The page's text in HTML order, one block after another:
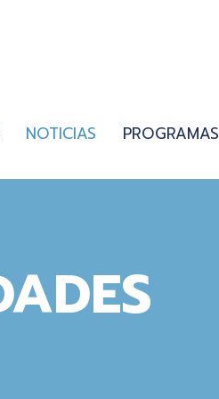
NOTICIAS PROGRAMAS